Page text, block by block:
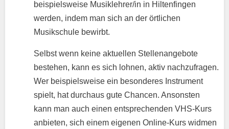
beispielsweise Musiklehrer/in in Hiltenfingen
werden, indem man sich an der örtlichen
Musikschule bewirbt.
Selbst wenn keine aktuellen Stellenangebote
bestehen, kann es sich lohnen, aktiv nachzufragen.
Wer beispielsweise ein besonderes Instrument
spielt, hat durchaus gute Chancen. Ansonsten
kann man auch einen entsprechenden VHS-Kurs
anbieten, sich einem eigenen Online-Kurs widmen